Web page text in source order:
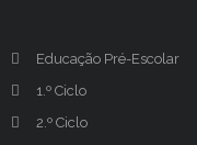
Educação Pré-Escolar
1.º Ciclo
2.º Ciclo